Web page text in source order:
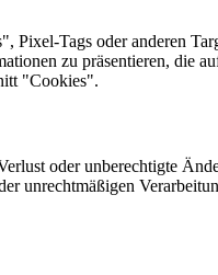
Pixel-Tags oder anderen
zu präsentieren, die
"Cookies".
oder unberechtigte
unrechtmäßigen